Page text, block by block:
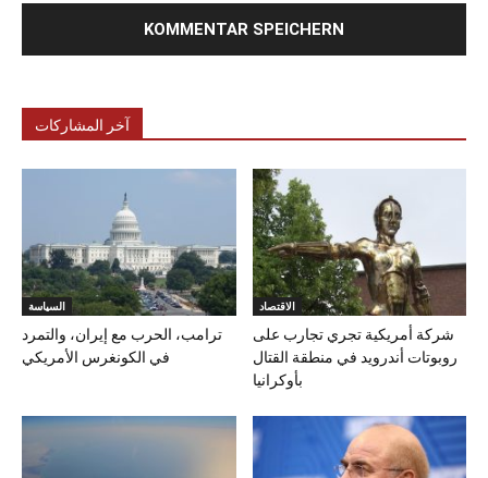
آخر المشاركات
السياسة
ترامب، الحرب مع إيران، والتمرد
في الكونغرس الأمريكي
الاقتصاد
شركة أمريكية تجري تجارب على
روبوتات أندرويد في منطقة القتال
بأوكرانيا